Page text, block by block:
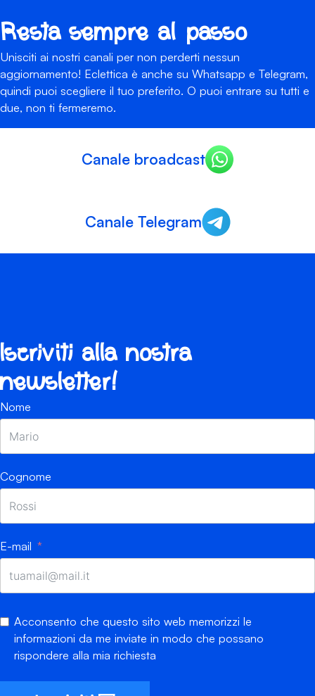
Resta sempre al passo
Unisciti ai nostri canali per non perderti nessun
aggiornamento! Eclettica è anche su Whatsapp e Telegram,
quindi puoi scegliere il tuo preferito. O puoi entrare su tutti e
due, non ti fermeremo.
Canale broadcast
Canale Telegram
Iscriviti alla nostra
newsletter!
Nome
Cognome
E-mail
Acconsento che questo sito web memorizzi le
informazioni da me inviate in modo che possano
rispondere alla mia richiesta